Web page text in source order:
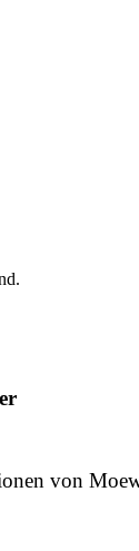
von